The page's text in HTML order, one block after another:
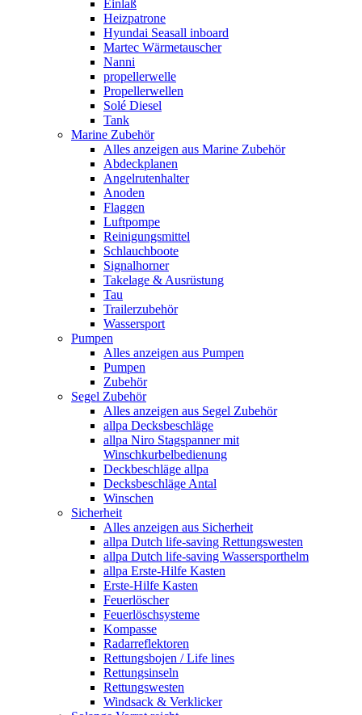
Einlaß
Heizpatrone
Hyundai Seasall inboard
Martec Wärmetauscher
Nanni
propellerwelle
Propellerwellen
Solé Diesel
Tank
Marine Zubehör
Alles anzeigen aus Marine Zubehör
Abdeckplanen
Angelrutenhalter
Anoden
Flaggen
Luftpompe
Reinigungsmittel
Schlauchboote
Signalhorner
Takelage & Ausrüstung
Tau
Trailerzubehör
Wassersport
Pumpen
Alles anzeigen aus Pumpen
Pumpen
Zubehör
Segel Zubehör
Alles anzeigen aus Segel Zubehör
allpa Decksbeschläge
allpa Niro Stagspanner mit
Winschkurbelbedienung
Deckbeschläge allpa
Decksbeschläge Antal
Winschen
Sicherheit
Alles anzeigen aus Sicherheit
allpa Dutch life-saving Rettungswesten
allpa Dutch life-saving Wassersporthelm
allpa Erste-Hilfe Kasten
Erste-Hilfe Kasten
Feuerlöscher
Feuerlöschsysteme
Kompasse
Radarreflektoren
Rettungsbojen / Life lines
Rettungsinseln
Rettungswesten
Windsack & Verklicker